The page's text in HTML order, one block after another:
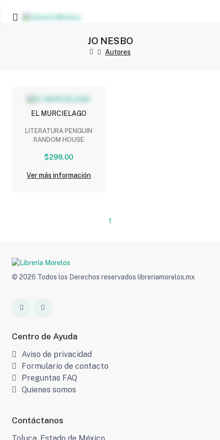
JO NESBO
Autores
EL MURCIELAGO
LITERATURA PENGUIN
RANDOM HOUSE
$299.00
Ver más información
1
© 2026 Todos los Derechos reservados libreriamorelos.mx
Centro de Ayuda
Aviso de privacidad
Formulario de contacto
Preguntas FAQ
Quienes somos
Contáctanos
Toluca, Estado de México